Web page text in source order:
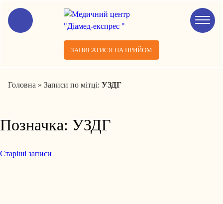
ЗАПИСАТИСЯ НА ПРИЙОМ
Головна » Записи по мітці: УЗДГ
Позначка: УЗДГ
Навігація
Старіші записи